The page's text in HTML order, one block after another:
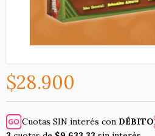
$28.900
Cuotas SIN interés con DÉBITO